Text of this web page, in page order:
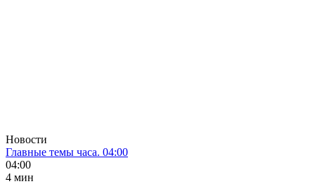
Новости
Главные темы часа. 04:00
04:00
4 мин